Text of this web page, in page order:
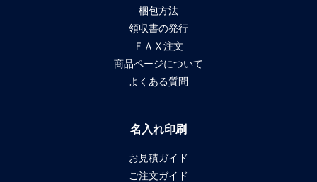
梱包方法
領収書の発行
ＦＡＸ注文
商品ページについて
よくある質問
名入れ印刷
お見積ガイド
ご注文ガイド